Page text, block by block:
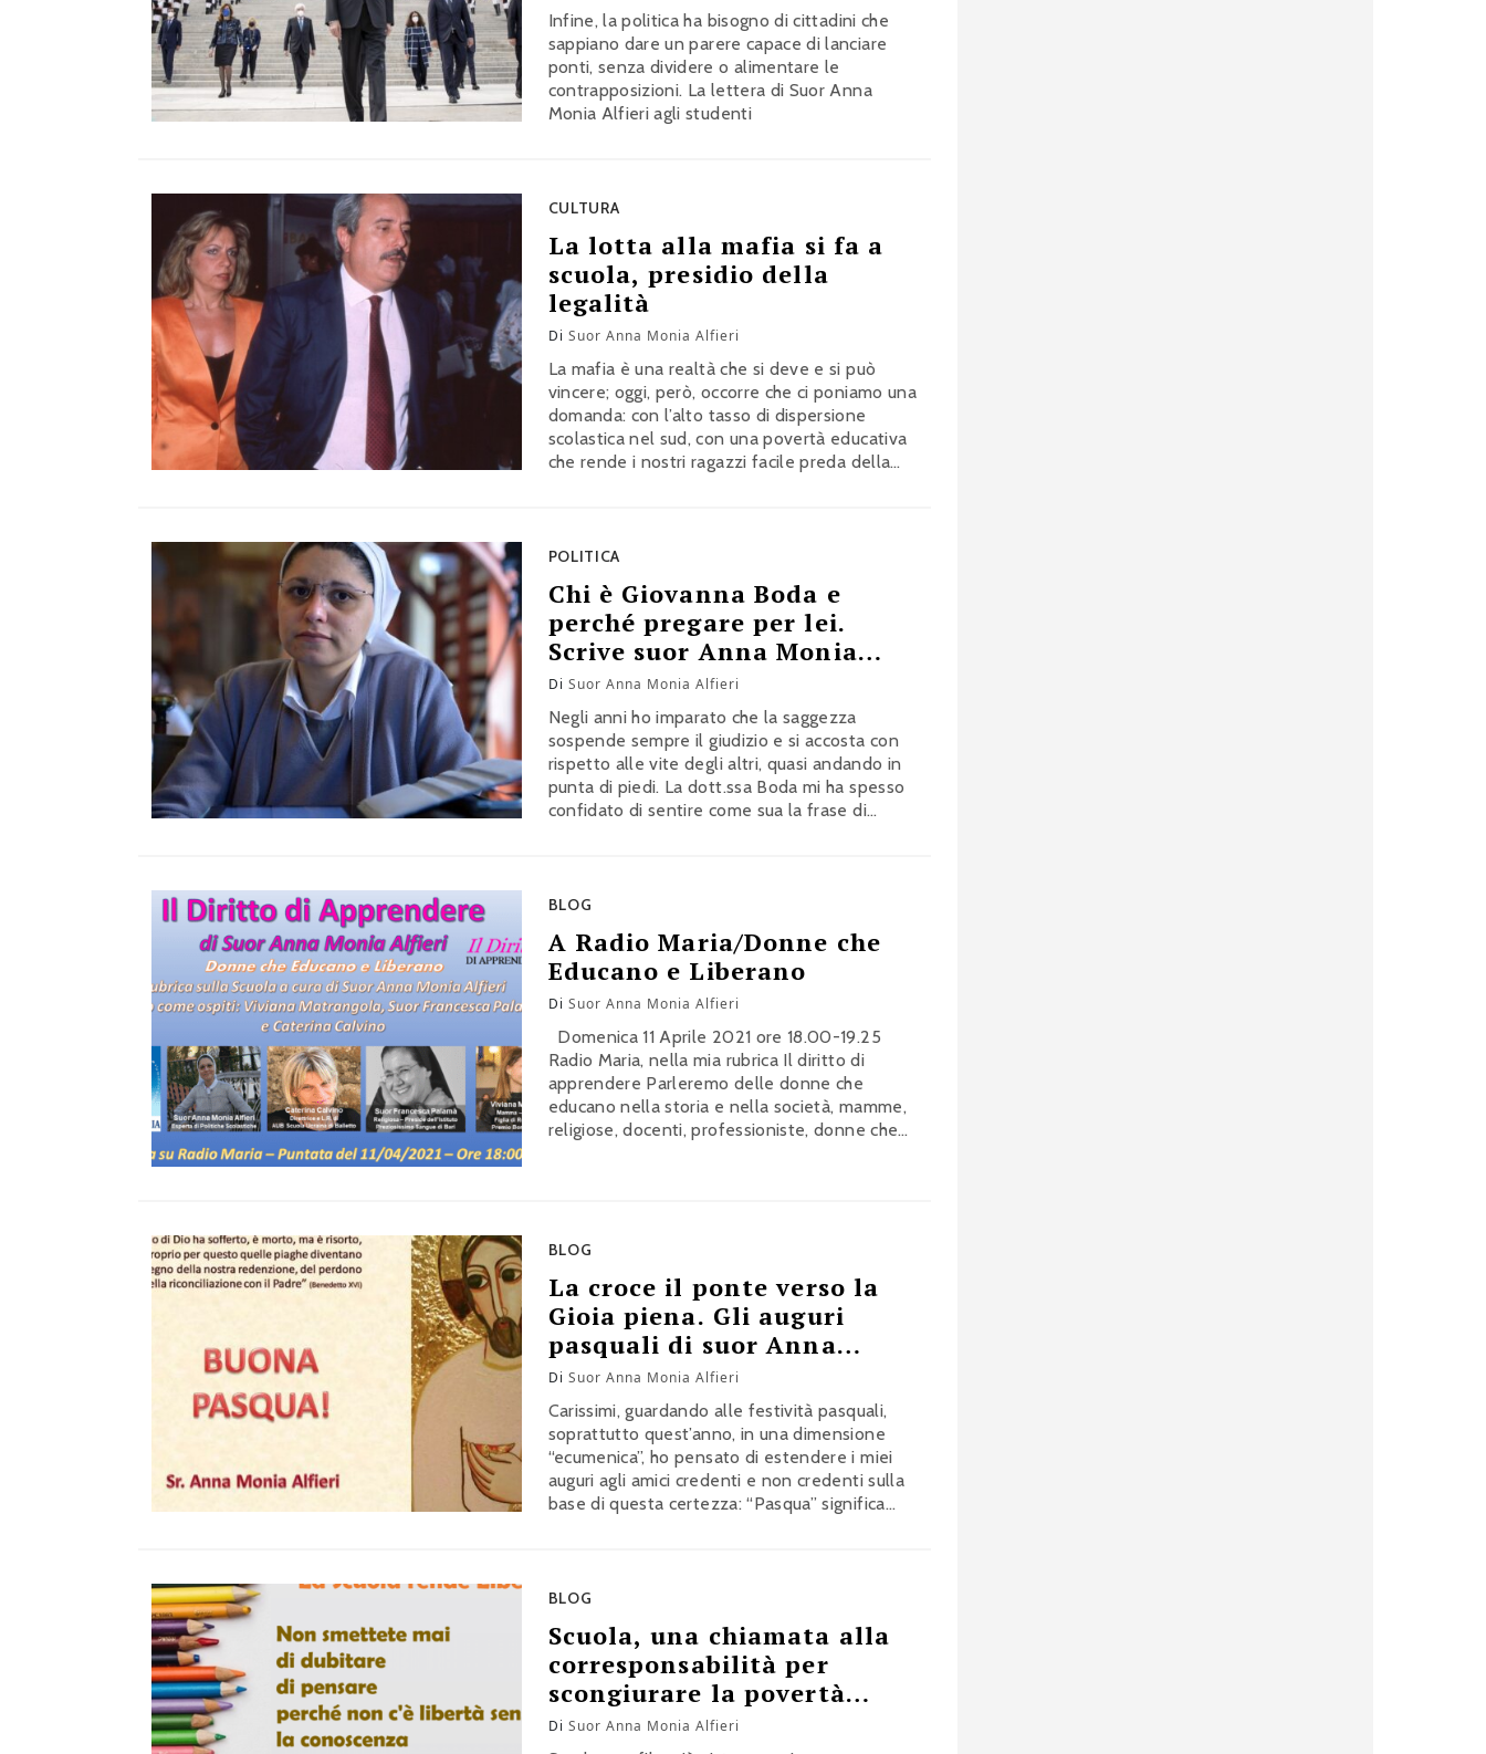
Infine, la politica ha bisogno di cittadini che
sappiano dare un parere capace di lanciare
ponti, senza dividere o alimentare le
contrapposizioni. La lettera di Suor Anna
Monia Alfieri agli studenti
CULTURA
La lotta alla mafia si fa a
scuola, presidio della
legalità
Di Suor Anna Monia Alfieri
La mafia è una realtà che si deve e si può
vincere; oggi, però, occorre che ci poniamo una
domanda: con l’alto tasso di dispersione
scolastica nel sud, con una povertà educativa
che rende i nostri ragazzi facile preda della
POLITICA
Chi è Giovanna Boda e
perché pregare per lei.
Scrive suor Anna Monia
Alfieri
Di Suor Anna Monia Alfieri
Negli anni ho imparato che la saggezza
sospende sempre il giudizio e si accosta con
rispetto alle vite degli altri, quasi andando in
punta di piedi. La dott.ssa Boda mi ha spesso
confidato di sentire come sua la frase di
tante pagine
BLOG
A Radio Maria/Donne che
Educano e Liberano
Di Suor Anna Monia Alfieri
Domenica 11 Aprile 2021 ore 18.00-19.25
Radio Maria, nella mia rubrica Il diritto di
apprendere Parleremo delle donne che
educano nella storia e nella società, mamme,
religiose, docenti, professioniste, donne che
figlia di Renata Fonte…
BLOG
La croce il ponte verso la
Gioia piena. Gli auguri
pasquali di suor Anna
Monia Alfieri
Di Suor Anna Monia Alfieri
Carissimi, guardando alle festività pasquali,
soprattutto quest’anno, in una dimensione
“ecumenica”, ho pensato di estendere i miei
auguri agli amici credenti e non credenti sulla
base di questa certezza: “Pasqua” significa
minimo di senso, deve essere sempre e solo
BLOG
Scuola, una chiamata alla
corresponsabilità per
scongiurare la povertà
educativa
Di Suor Anna Monia Alfieri